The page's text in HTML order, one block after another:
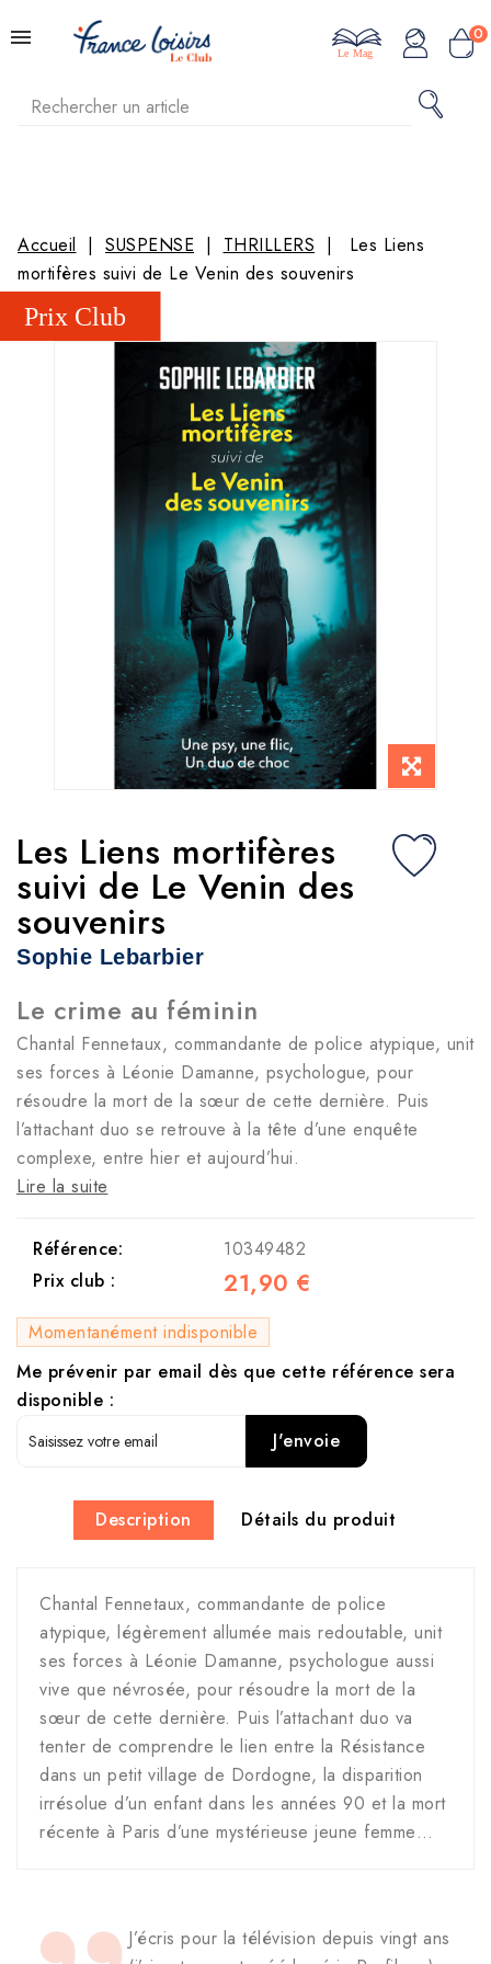
0
Le Mag
Accueil SUSPENSE THRILLERS
Les Liens
mortifères suivi de Le Venin des souvenirs
Les Liens mortifères
suivi de Le Venin des
souvenirs
Sophie Lebarbier
Le crime au féminin
Chantal Fennetaux, commandante de police atypique, unit
ses forces à Léonie Damanne, psychologue, pour
résoudre la mort de la sœur de cette dernière. Puis
l’attachant duo se retrouve à la tête d’une enquête
complexe, entre hier et aujourd’hui.
Lire la suite
Référence:
10349482
Prix club :
21,90 €
Momentanément indisponible
Me prévenir par email dès que cette référence sera
disponible :
J'envoie
Description Détails du produit
Chantal Fennetaux, commandante de police
atypique, légèrement allumée mais redoutable, unit
ses forces à Léonie Damanne, psychologue aussi
vive que névrosée, pour résoudre la mort de la
sœur de cette dernière. Puis l’attachant duo va
tenter de comprendre le lien entre la Résistance
dans un petit village de Dordogne, la disparition
irrésolue d’un enfant dans les années 90 et la mort
récente à Paris d’une mystérieuse jeune femme…
J’écris pour la télévision depuis vingt ans